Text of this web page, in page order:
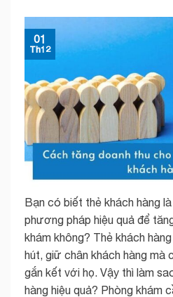
01
Th12
Bạn có biết thẻ khách hàng
phương pháp hiệu quả để
khám không? Thẻ khách
hút, giữ chân khách hàng mà
gắn kết với họ. Vậy thì làm
hàng hiệu quả? Phòng khám